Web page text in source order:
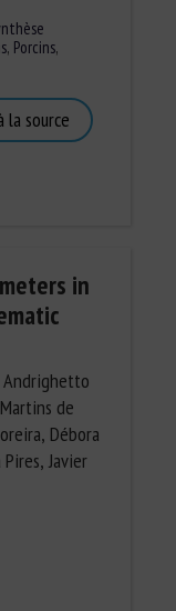
, Porcins,
la source
in
Andrighetto
de
Débora
Javier